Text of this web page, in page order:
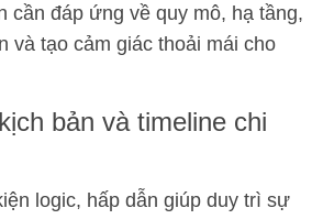
cần đáp ứng về quy mô, hạ tầng,
và tạo cảm giác thoải mái cho
bản và timeline chi
logic, hấp dẫn giúp duy trì sự